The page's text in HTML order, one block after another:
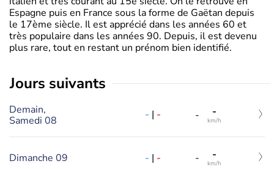
Espagne puis en France sous la forme de Gaëtan depuis
le 17ème siècle. Il est apprécié dans les années 60 et
très populaire dans les années 90. Depuis, il est devenu
plus rare, tout en restant un prénom bien identifié.
jours suivants
Demain,
Samedi 08
- | - - -
km/h
Dimanche 09 - | - - -
km/h